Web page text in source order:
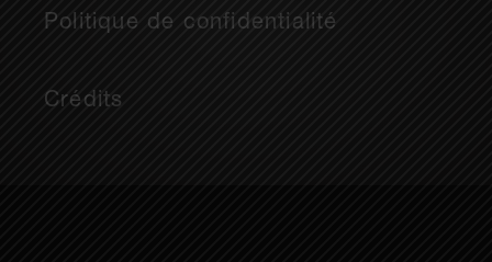
Politique de confidentialité
Crédits